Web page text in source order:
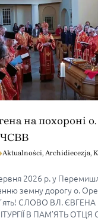
на похороні
ЧСВВ
Aktualności, Archidiecezja,
2026 р. у
земну дорогу о.
СЛОВО ВЛ.
В ПАМ’ЯТЬ ОТЦЯ